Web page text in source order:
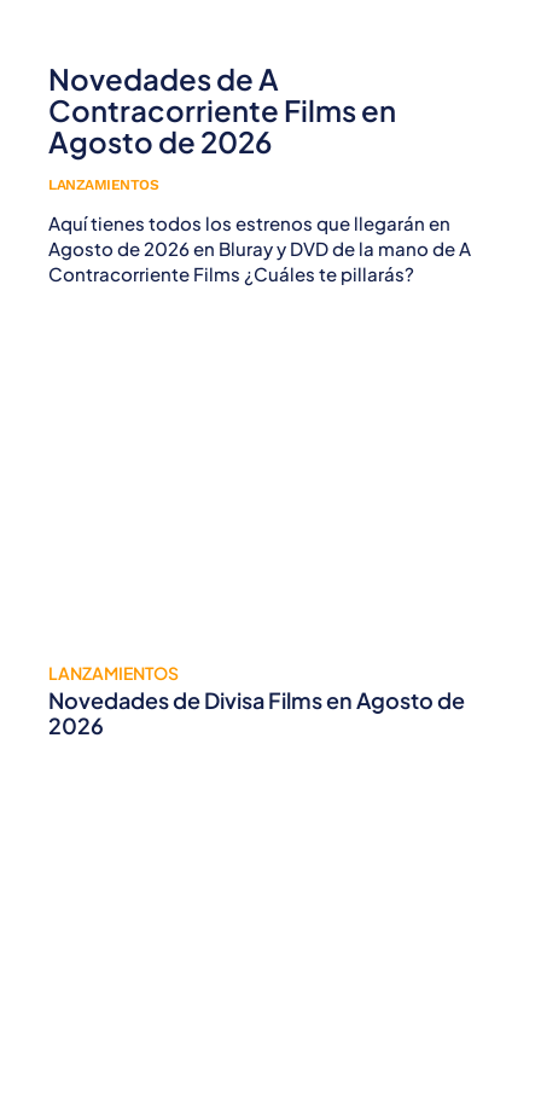
Novedades de A
Contracorriente Films en
Agosto de 2026
LANZAMIENTOS
Aquí tienes todos los estrenos que llegarán en
Agosto de 2026 en Bluray y DVD de la mano de A
Contracorriente Films ¿Cuáles te pillarás?
LANZAMIENTOS
Novedades de Divisa Films en Agosto de
2026